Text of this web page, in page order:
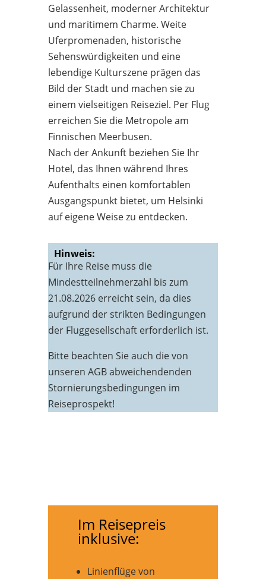
Gelassenheit, moderner Architektur
und maritimem Charme. Weite
Uferpromenaden, historische
Sehenswürdigkeiten und eine
lebendige Kulturszene prägen das
Bild der Stadt und machen sie zu
einem vielseitigen Reiseziel. Per Flug
erreichen Sie die Metropole am
Finnischen Meerbusen.
Nach der Ankunft beziehen Sie Ihr
Hotel, das Ihnen während Ihres
Aufenthalts einen komfortablen
Ausgangspunkt bietet, um Helsinki
auf eigene Weise zu entdecken.
Hinweis:
Für Ihre Reise muss die
Mindestteilnehmerzahl bis zum
21.08.2026 erreicht sein, da dies
aufgrund der strikten Bedingungen
der Fluggesellschaft erforderlich ist.
Bitte beachten Sie auch die von
unseren AGB abweichendenden
Stornierungsbedingungen im
Reiseprospekt!
Im Reisepreis
inklusive:
Linienflüge von